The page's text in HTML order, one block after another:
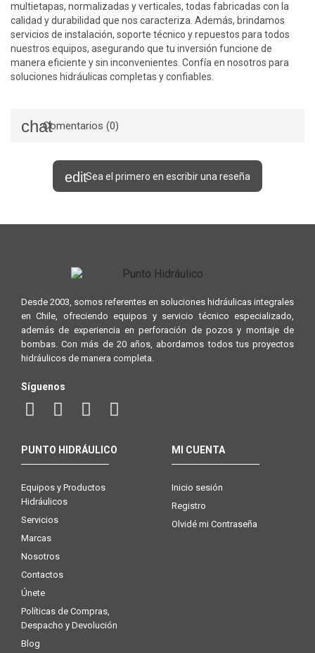
multietapas, normalizadas y verticales, todas fabricadas con la
calidad y durabilidad que nos caracteriza. Además, brindamos
servicios de instalación, soporte técnico y repuestos para todos
nuestros equipos, asegurando que tu inversión funcione de
manera eficiente y sin inconvenientes. Confía en nosotros para
soluciones hidráulicas completas y confiables.
Comentarios (0)
Sea el primero en escribir una reseña
Desde 2003, somos referentes en soluciones hidráulicas integrales
en Chile, ofreciendo equipos y servicio técnico especializado,
además de experiencia en perforación de pozos y montaje de
bombas. Con más de 20 años, abordamos todos tus proyectos
hidráulicos de manera completa.
Síguenos
PUNTO HIDRÁULICO
Equipos y Productos
Hidráulicos
Servicios
Marcas
Nosotros
Contactos
Únete
Políticas de Compras,
Despacho y Devolución
Blog
MI CUENTA
Inicio sesión
Registro
Olvidé mi Contraseña